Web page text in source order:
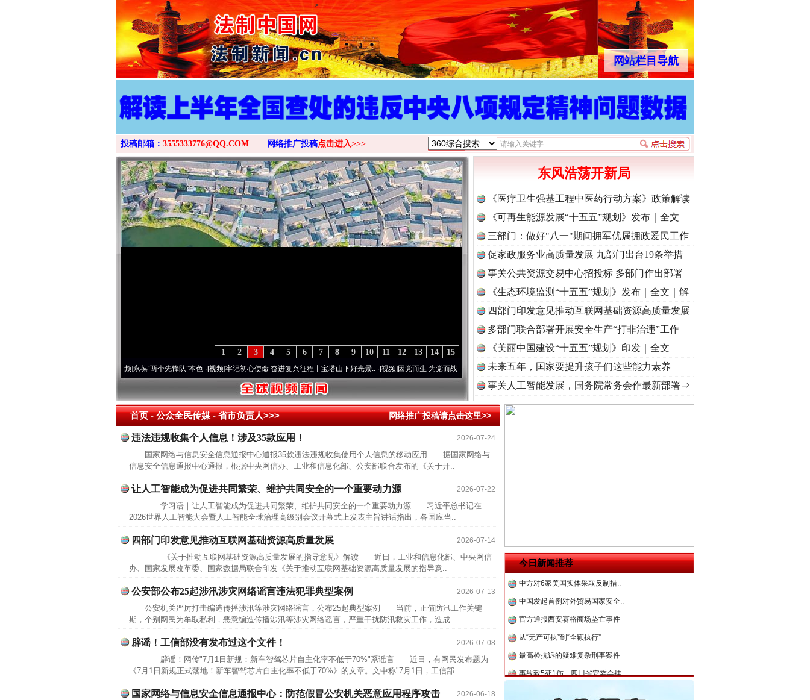
>
网站栏目导航
投稿邮箱： 3555333776@QQ.COM 网络推广投稿点击进入>>>
15
14
13
12
11
10
9
8
7
6
5
4
3
2
1
永葆“两个先锋队”本色·[视频] 牢记初心使命 奋进复兴征程丨宝塔山下好光景..·[视频] 因党而生 为党而战——百年“纪”事⑧加强纪律..·[视频]牢记初心使命 奋进复兴征程丨“转折之城”激荡..
东风浩荡开新局
《医疗卫生强基工程中医药行动方案》政策解读
《可再生能源发展“十五五”规划》发布｜全文
三部门：做好"八一"期间拥军优属拥政爱民工作
促家政服务业高质量发展 九部门出台19条举措
事关公共资源交易中心招投标 多部门作出部署
《生态环境监测“十五五”规划》发布｜全文｜解
读
四部门印发意见推动互联网基础资源高质量发展
多部门联合部署开展安全生产“打非治违”工作
《美丽中国建设“十五五”规划》印发｜全文
未来五年，国家要提升孩子们这些能力素养
事关人工智能发展，国务院常务会作最新部署⇒
首页- 公众全民传媒 -省市负责人>>> 网络推广投稿请点击这里>>
2026-07-24
违法违规收集个人信息！涉及35款应用！
国家网络与信息安全信息通报中心通报35款违法违规收集使用个人信息的移动应用 据国家网络与
信息安全信息通报中心通报，根据中央网信办、工业和信息化部、公安部联合发布的《关于开..
2026-07-22
让人工智能成为促进共同繁荣、维护共同安全的一个重要动力源
学习语｜让人工智能成为促进共同繁荣、维护共同安全的一个重要动力源 习近平总书记在
2026世界人工智能大会暨人工智能全球治理高级别会议开幕式上发表主旨讲话指出，各国应当..
2026-07-14
四部门印发意见推动互联网基础资源高质量发展
《关于推动互联网基础资源高质量发展的指导意见》解读 近日，工业和信息化部、中央网信
办、国家发展改革委、国家数据局联合印发《关于推动互联网基础资源高质量发展的指导意..
2026-07-13
公安部公布25起涉汛涉灾网络谣言违法犯罪典型案例
公安机关严厉打击编造传播涉汛等涉灾网络谣言，公布25起典型案例 当前，正值防汛工作关键
期，个别网民为牟取私利，恶意编造传播涉汛等涉灾网络谣言，严重干扰防汛救灾工作，造成..
2026-07-08
辟谣！工信部没有发布过这个文件！
辟谣！网传"7月1日新规：新车智驾芯片自主化率不低于70%"系谣言 近日，有网民发布题为
《7月1日新规正式落地！新车智驾芯片自主化率不低于70%》的文章。文中称"7月1日，工信部..
2026-06-18
国家网络与信息安全信息通报中心：防范假冒公安机关恶意应用程序攻击
今日新闻推荐
中方对6家美国实体采取反制措..
中国发起首例对外贸易国家安全..
官方通报西安赛格商场坠亡事件
从“无产可执”到“全额执行”
最高检抗诉的疑难复杂刑事案件
事故致5死1伤，四川省安委会挂..
近期涉私家车群死群伤事故多发..
半生相守，一别两宽：这场老年..